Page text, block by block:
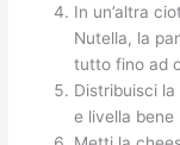
In un’altra
Nutella, la
tutto fino ad
Distribuisci
e livella bene